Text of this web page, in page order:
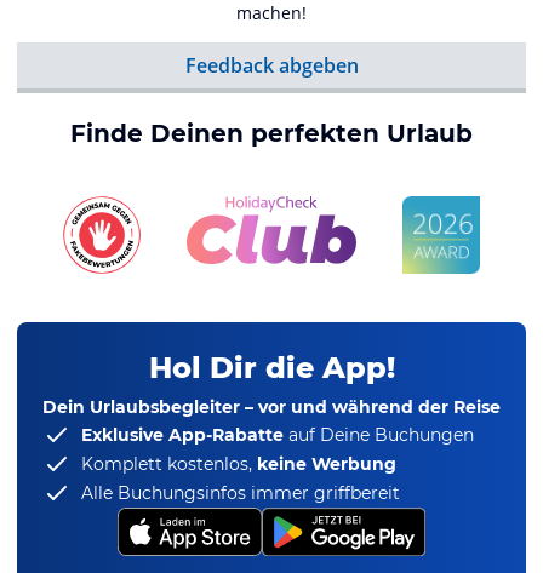
machen!
Feedback abgeben
Finde Deinen perfekten Urlaub
Hol Dir die App!
Dein Urlaubsbegleiter – vor und während der Reise
Exklusive App-Rabatte auf Deine Buchungen
Komplett kostenlos, keine Werbung
Alle Buchungsinfos immer griffbereit